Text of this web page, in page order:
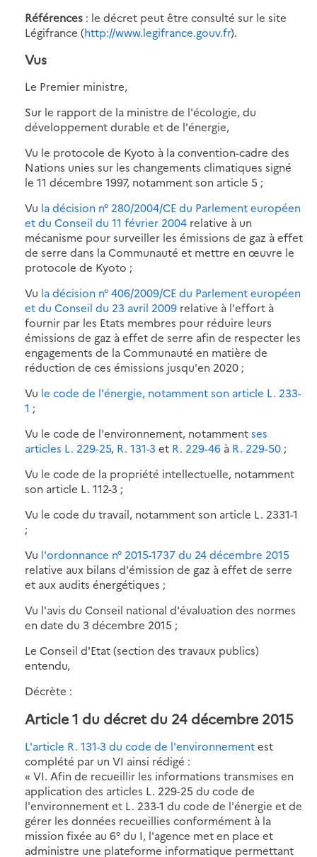
Références : le décret peut être consulté sur le site
Légifrance (http://www.legifrance.gouv.fr).
Vus
Le Premier ministre,
Sur le rapport de la ministre de l'écologie, du
développement durable et de l'énergie,
Vu le protocole de Kyoto à la convention-cadre des
Nations unies sur les changements climatiques signé
le 11 décembre 1997, notamment son article 5 ;
Vu la décision n° 280/2004/CE du Parlement européen
et du Conseil du 11 février 2004 relative à un
mécanisme pour surveiller les émissions de gaz à effet
de serre dans la Communauté et mettre en œuvre le
protocole de Kyoto ;
Vu la décision n° 406/2009/CE du Parlement européen
et du Conseil du 23 avril 2009 relative à l'effort à
fournir par les Etats membres pour réduire leurs
émissions de gaz à effet de serre afin de respecter les
engagements de la Communauté en matière de
réduction de ces émissions jusqu'en 2020 ;
Vu le code de l'énergie, notamment son article L. 233-
1 ;
Vu le code de l'environnement, notammentses
articles L. 229-25, R. 131-3 et R. 229-46 à R. 229-50 ;
Vu le code de la propriété intellectuelle, notamment
son article L. 112-3 ;
Vu le code du travail, notamment son article L. 2331-1
;
Vu l'ordonnance n° 2015-1737 du 24 décembre 2015
relative aux bilans d'émission de gaz à effet de serre
et aux audits énergétiques ;
Vu l'avis du Conseil national d'évaluation des normes
en date du 3 décembre 2015 ;
Le Conseil d'Etat (section des travaux publics)
entendu,
Décrète :
Article 1 du décret du 24 décembre 2015
L'article R. 131-3 du code de l'environnementest
complété par un VI ainsi rédigé :
« VI. Afin de recueillir les informations transmises en
application des articles L. 229-25 du code de
l'environnement et L. 233-1 du code de l'énergie et de
gérer les données recueillies conformément à la
mission fixée au 6° du I, l'agence met en place et
administre une plateforme informatique permettant